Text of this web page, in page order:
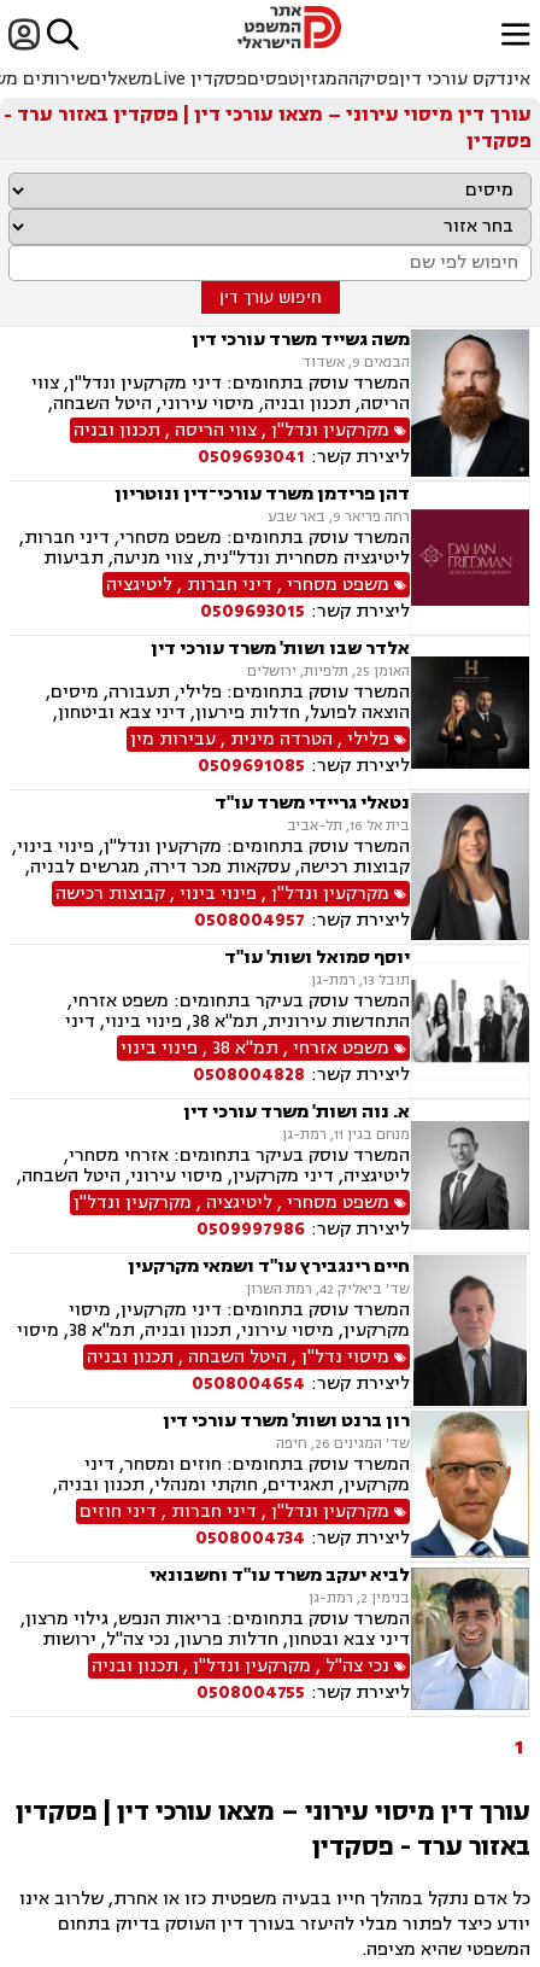

ﱐ
אינדקס עורכי דיןפסיקההמגזיןטפסיםפסקדין Live משאליםשירותים
עורך דין מיסוי עירוני – מצאו עורכי דין | פסקדין באזור ערד -
פסקדין
חיפוש עורך דין
משה גשייד משרד עורכי דין
הבנאים 9, אשדוד
המשרד עוסק בתחומים: דיני מקרקעין ונדל"ן, צווי
הריסה, תכנון ובניה, מיסוי עירוני, היטל השבחה,
היטל פיתוח, ארנונה, רשויות מקומיות, רישוי עסקים
מקרקעין ונדל"ן,צווי הריסה , תכנון ובניה
ליצירת קשר: 0509693041
דהן פרידמן משרד עורכי־דין ונוטריון
רחה פריאר 9, באר שבע
המשרד עוסק בתחומים: משפט מסחרי, דיני חברות,
ליטיגציה מסחרית ונדל"נית, צווי מניעה, תביעות
מקרקעין, דיני חוזים, ייפוי כוח מתמשך, ירושות
וצוואות, מסחר בינלאומי, משפט אזרחי, סכסוכי
שכנים, דיני עבודה, הסכמי ממון, מיסוי עירוני, מיסוי
נדל"ן, ארנונה, היטל פיתוח, היטל השבחה, נוטריון.
משפט מסחרי, דיני חברות ,ליטיגציה
ליצירת קשר: 0509693015
אלדר שבו ושות' משרד עורכי דין
האומן 25, תלפיות, ירושלים
המשרד עוסק בתחומים: פלילי, תעבורה, מיסים,
הוצאה לפועל, חדלות פירעון, דיני צבא וביטחון,
ליטיגציה אזרחית
פלילי, הטרדה מינית ,עבירות מין
ליצירת קשר: 0509691085
נטאלי גריידי משרד עו"ד
בית אל 16, תל-אביב
המשרד עוסק בתחומים: מקרקעין ונדל"ן, פינוי בינוי,
קבוצות רכישה, עסקאות מכר דירה, מגרשים לבניה,
רשות מקרקעי ישראל, בתים משותפים, נדל"ן
ביהודה ושומרון, מיסוי נדל"ן, היטל השבחה, מיסוי
עירוני, ירושות וצוואות, ייפוי כוח מתמשך
מקרקעין ונדל"ן, פינוי בינוי,קבוצות רכישה
ליצירת קשר: 0508004957
יוסף סמואל ושות' עו"ד
תובל 13, רמת-גן
המשרד עוסק בעיקר בתחומים: משפט אזרחי,
התחדשות עירונית, תמ"א 38, פינוי בינוי, דיני
מקרקעין, מיסים, גילוי מרצון, דיני תאגידים, הפקעת
קרקעות, תכנון ובניה, דיור מוגן, ירושות וצוואות,
חוקתי ומנהלי, ליווי עסקי, ליטיגציה, ליקויי בנייה,
לשון הרע, מיסוי נדל"ן, מיסוי עירוני, מיסוי פלילי,
מסחר בינלאומי, נוטריון, דיני התיישנות, זכויות
יוצרים, נדל"ן, סדר דין אזרחי וראיות, עבירות מס
כלכליות, עסקאות מכר דירה, ערבויות ושטרות, פינוי
מושכר, קבוצות רכישה, רישוי עסקים, עריכת ייפוי
כוח מתמשך
משפט אזרחי , תמ"א 38 , פינוי בינוי
ליצירת קשר: 0508004828
א. נוה ושות' משרד עורכי דין
מנחם בגין 11, רמת-גן
המשרד עוסק בעיקר בתחומים: אזרחי מסחרי,
ליטיגציה, דיני מקרקעין, מיסוי עירוני, היטל השבחה,
דיני חברות, ליווי עסקי, עסקאות מכר דירה, צווי
הריסה
משפט מסחרי,ליטיגציה , מקרקעין ונדל"ן
ליצירת קשר: 0509997986
חיים רינגבירץ עו"ד ושמאי מקרקעין
שד' ביאליק 42, רמת השרון
המשרד עוסק בתחומים: דיני מקרקעין, מיסוי
מקרקעין, מיסוי עירוני, תכנון ובניה, תמ"א 38, מיסוי
נדל"ן, נדל"ן.
מיסוי נדל"ן, היטל השבחה , תכנון ובניה
ליצירת קשר: 0508004654
רון ברנט ושות' משרד עורכי דין
שד' המגינים 26, חיפה
המשרד עוסק בתחומים: חוזים ומסחר, דיני
מקרקעין, תאגידים, חוקתי ומנהלי, תכנון ובניה,
תמ"א 38, מיסוי עירוני.מקרקעין ונדל"ן, דיני חברות , דיני חוזים
ליצירת קשר: 0508004734
לביא יעקב משרד עו"ד וחשבונאי
בנימין 2, רמת-גן
המשרד עוסק בתחומים: בריאות הנפש, גילוי מרצון,
דיני צבא ובטחון, חדלות פרעון, נכי צה"ל, ירושות
וצוואות, רשויות מקומיות, לשון הרע, משרד הביטחון,
דיני עבודה, דיני ביטוח מיסים, דיני חוזים, חוקתי
ומנהלי, דיני מקרקעין, עסקאות מכר דירה
נכי צה"ל , מקרקעין ונדל"ן, תכנון ובניה
ליצירת קשר: 0508004755
1
עורך דין מיסוי עירוני – מצאו עורכי דין | פסקדין
באזור ערד - פסקדין
כל אדם נתקל במהלך חייו בבעיה משפטית כזו או אחרת, שלרוב אינו
יודע כיצד לפתור מבלי להיעזר בעורך דין העוסק בדיוק בתחום
המשפטי שהיא מציפה.